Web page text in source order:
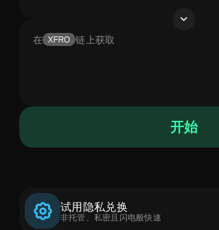
在 XFRO 链上获取
开始
试用隐私兑换
非托管、私密且闪电般快速